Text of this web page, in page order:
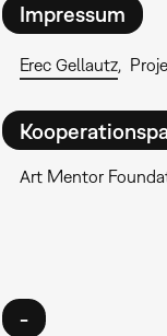
Impressum
Erec Gellautz
Art Mentor
-